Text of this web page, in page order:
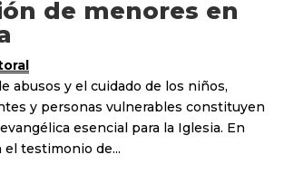
de menores en
abusos y el cuidado de los niños,
y personas vulnerables constituyen
esencial para la Iglesia. En
testimonio de...